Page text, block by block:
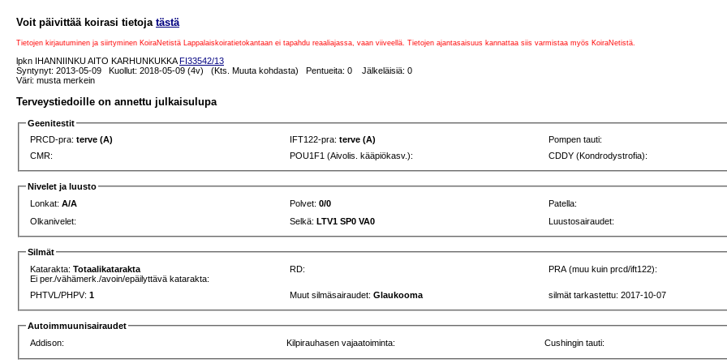
Voit päivittää koirasi tietoja tästä
Tietojen kirjautuminen ja siirtyminen KoiraNetistä Lappalaiskoiratietokantaan ei tapahdu reaaliajassa, vaan viiveellä. Tietojen ajantasaisuus kannattaa siis varmistaa myös KoiraNetistä.
lpkn IHANNIINKU AITO KARHUNKUKKAFI33542/13
Syntynyt: 2013-05-09 Kuollut: 2018-05-09 (4v) (Kts. Muuta kohdasta) Pentueita: 0 Jälkeläisiä: 0
Väri: musta merkein
Terveystiedoille on annettu julkaisulupa
Geenitestit
PRCD-pra:terve (A) IFT122-pra:terve (A)
Pompen tauti:
CMR:
POU1F1 (Aivolis. kääpiökasv.): CDDY (Kondrodystrofia):
Nivelet ja luusto
Lonkat:A/A Polvet:0/0
Patella:
Olkanivelet:
Selkä:LTV1 SP0 VA0 Luustosairaudet:
Silmät
Katarakta:Totaalikatarakta
Ei per./vähämerk./avoin/epäilyttävä katarakta:
RD: PRA (muu kuin prcd/ift122):
PHTVL/PHPV:1 Muut silmäsairaudet:Glaukooma silmät tarkastettu: 2017-10-07
Autoimmuunisairaudet
Addison:
Kilpirauhasen vajaatoiminta: Cushingin tauti: